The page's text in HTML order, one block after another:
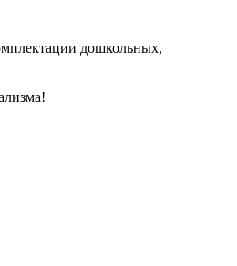
дошкольных,